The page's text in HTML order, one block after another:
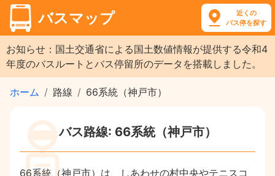
バスマップ
近くの
バス停を探す
お知らせ：国土交通省による国土数値情報が提供する令和4
年度のバスルートとバス停留所のデータを搭載しました。
ホーム 路線 66系統（神戸市）
バス路線: 66系統（神戸市）
66系統（神戸市）は、しあわせの村中央やテニスコ